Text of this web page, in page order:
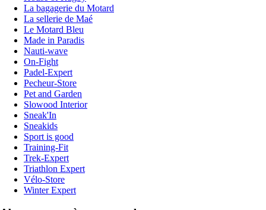
La bagagerie du Motard
La sellerie de Maé
Le Motard Bleu
Made in Paradis
Nauti-wave
On-Fight
Padel-Expert
Pecheur-Store
Pet and Garden
Slowood Interior
Sneak'In
Sneakids
Sport is good
Training-Fit
Trek-Expert
Triathlon Expert
Vélo-Store
Winter Expert